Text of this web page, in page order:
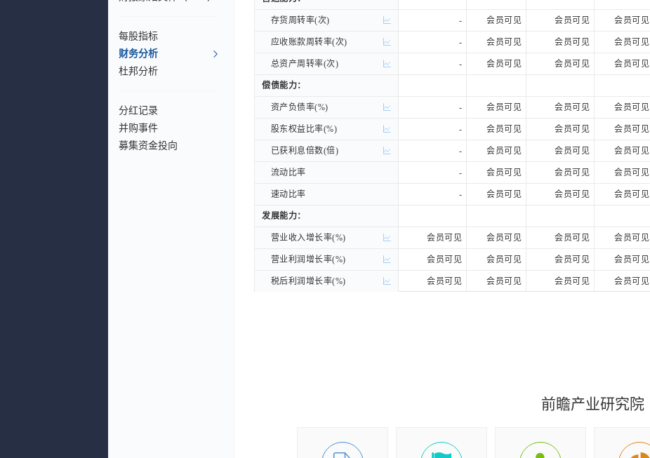
每股指标
财务分析
杜邦分析
分红记录
并购事件
募集资金投向
存货周转率(次) - 会员可见 会员可见 会员可见
应收账款周转率(次) - 会员可见 会员可见 会员可见
总资产周转率(次) - 会员可见 会员可见 会员可见
偿债能力：
资产负债率(%) - 会员可见 会员可见 会员可见
股东权益比率(%) - 会员可见 会员可见 会员可见
已获利息倍数(倍) - 会员可见 会员可见 会员可见
流动比率 - 会员可见 会员可见 会员可见
速动比率 - 会员可见 会员可见 会员可见
发展能力：
营业收入增长率(%) 会员可见 会员可见 会员可见 会员可见
营业利润增长率(%) 会员可见 会员可见 会员可见 会员可见
税后利润增长率(%) 会员可见 会员可见 会员可见 会员可见
存货周转率(次)
应收账款周转率(次)
总资产周转率(次)
偿债能力：
资产负债率(%)
股东权益比率(%)
已获利息倍数(倍)
流动比率
速动比率
发展能力：
营业收入增长率(%)
营业利润增长率(%)
税后利润增长率(%)
前瞻产业研究院